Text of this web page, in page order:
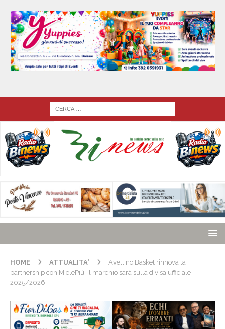
HOME ATTUALITA'
Avellino Basket rinnova la
partnership con MielePiù: il marchio sarà sulla divisa ufficiale
2025/2026